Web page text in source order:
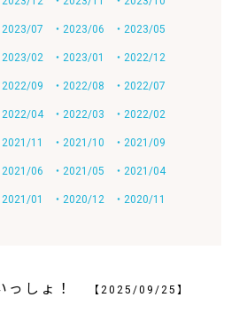
2023/07 ・2023/06 ・2023/05
2023/02 ・2023/01 ・2022/12
2022/09 ・2022/08 ・2022/07
2022/04 ・2022/03 ・2022/02
2021/11 ・2021/10 ・2021/09
2021/06 ・2021/05 ・2021/04
2021/01 ・2020/12 ・2020/11
っしょ！ 【2025/09/25】